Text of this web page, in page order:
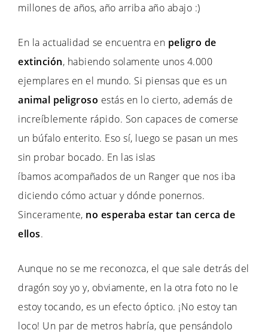
millones de años, año arriba año abajo :)
En la actualidad se encuentra en peligro de
extinción, habiendo solamente unos 4.000
ejemplares en el mundo. Si piensas que es un
animal peligroso estás en lo cierto, además de
increíblemente rápido. Son capaces de comerse
un búfalo enterito. Eso sí, luego se pasan un mes
sin probar bocado. En las islas
íbamos acompañados de un Ranger que nos iba
diciendo cómo actuar y dónde ponernos.
Sinceramente, no esperaba estar tan cerca de
ellos.
Aunque no se me reconozca, el que sale detrás del
dragón soy yo y, obviamente, en la otra foto no le
estoy tocando, es un efecto óptico. ¡No estoy tan
loco! Un par de metros habría, que pensándolo